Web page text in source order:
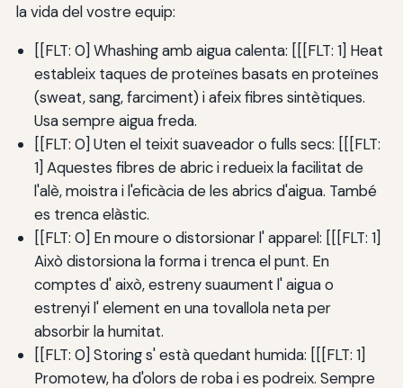
la vida del vostre equip:
[[FLT: 0] Whashing amb aigua calenta: [[[FLT: 1] Heat
estableix taques de proteïnes basats en proteïnes
(sweat, sang, farciment) i afeix fibres sintètiques.
Usa sempre aigua freda.
[[FLT: 0] Uten el teixit suaveador o fulls secs: [[[FLT:
1] Aquestes fibres de abric i redueix la facilitat de
l'alè, moistra i l'eficàcia de les abrics d'aigua. També
es trenca elàstic.
[[FLT: 0] En moure o distorsionar l' apparel: [[[FLT: 1]
Això distorsiona la forma i trenca el punt. En
comptes d' això, estreny suaument l' aigua o
estrenyi l' element en una tovallola neta per
absorbir la humitat.
[[FLT: 0] Storing s' està quedant humida: [[[FLT: 1]
Promotew, ha d'olors de roba i es podreix. Sempre